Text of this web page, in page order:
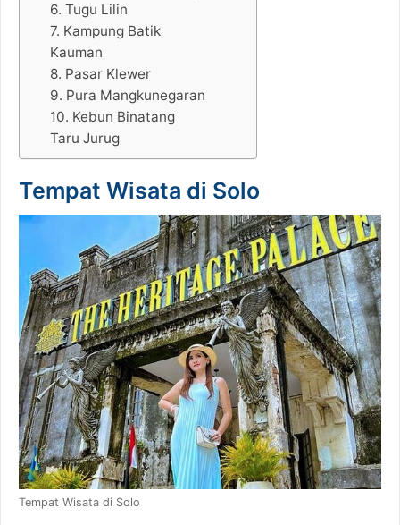
6. Tugu Lilin
7. Kampung Batik
Kauman
8. Pasar Klewer
9. Pura Mangkunegaran
10. Kebun Binatang
Taru Jurug
Tempat Wisata di Solo
Tempat Wisata di Solo